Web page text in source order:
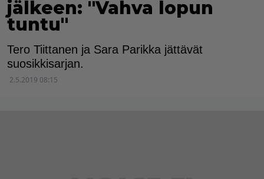
jälkeen: "Vahva lopun
tuntu"
Tero Tiittanen ja Sara Parikka jättävät
suosikkisarjan.
2.5.2019 08:15